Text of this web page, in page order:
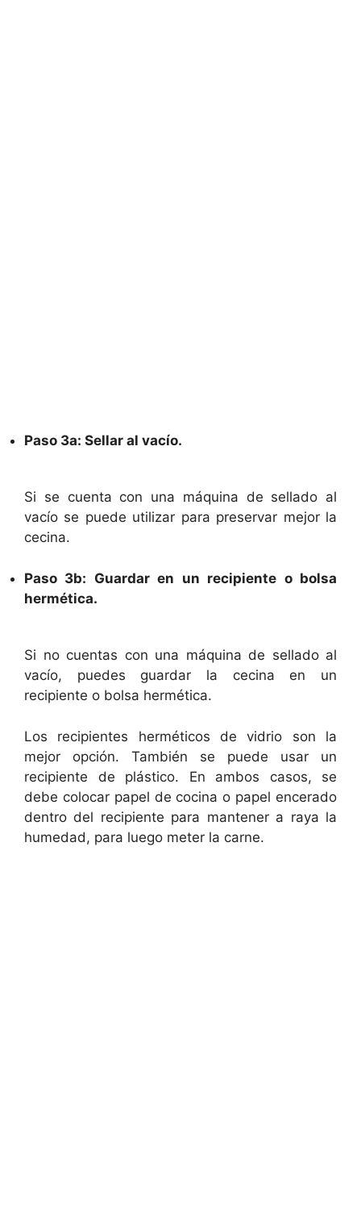
Paso 3a: Sellar al vacío.
Si se cuenta con una máquina de sellado al
vacío se puede utilizar para preservar mejor la
cecina.
Paso 3b: Guardar en un recipiente o bolsa
hermética.
Si no cuentas con una máquina de sellado al
vacío, puedes guardar la cecina en un
recipiente o bolsa hermética.
Los recipientes herméticos de vidrio son la
mejor opción. También se puede usar un
recipiente de plástico. En ambos casos, se
debe colocar papel de cocina o papel encerado
dentro del recipiente para mantener a raya la
humedad, para luego meter la carne.